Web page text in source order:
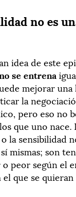
no es
idea de este
se entrena
mejorar
la
pero eso no
que uno
la sensibilidad
mismas; son
peor según el
que se quieran